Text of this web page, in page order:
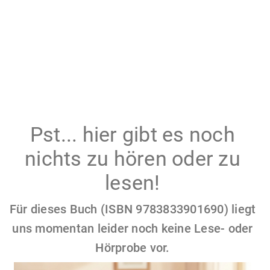
Pst... hier gibt es noch
nichts zu hören oder zu
lesen!
Für dieses Buch (ISBN 9783833901690) liegt
uns momentan leider noch keine Lese- oder
Hörprobe vor.